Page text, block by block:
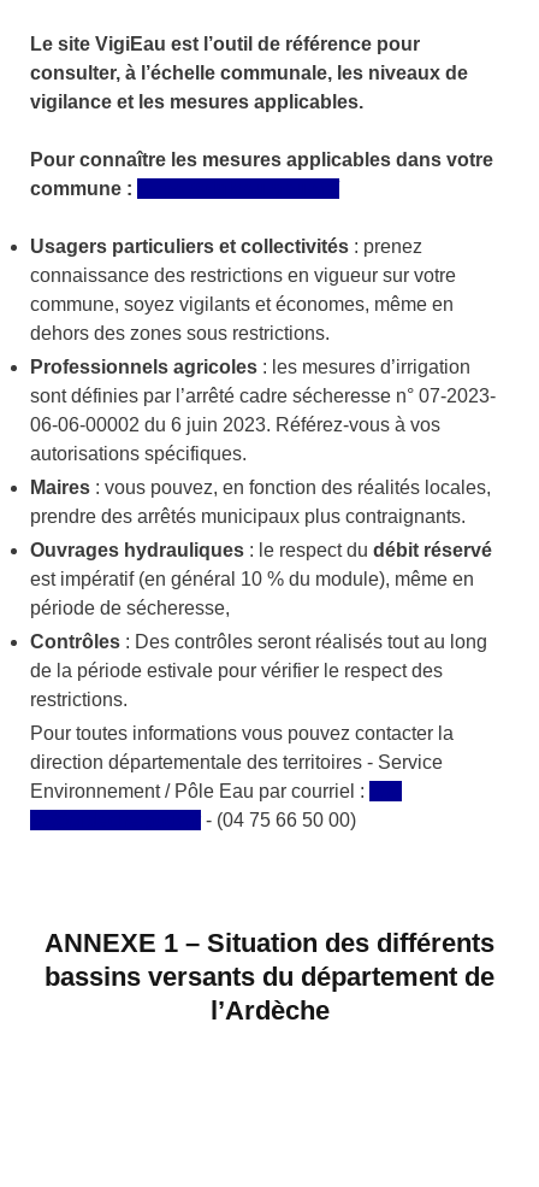
Le site VigiEau est l’outil de référence pour
consulter, à l’échelle communale, les niveaux de
vigilance et les mesures applicables.
Pour connaître les mesures applicables dans votre
commune :
Usagers particuliers et collectivités : prenez
connaissance des restrictions en vigueur sur votre
commune, soyez vigilants et économes, même en
dehors des zones sous restrictions.
Professionnels agricoles : les mesures d’irrigation
sont définies par l’arrêté cadre sécheresse n° 07-2023-
06-06-00002 du 6 juin 2023. Référez-vous à vos
autorisations spécifiques.
Maires : vous pouvez, en fonction des réalités locales,
prendre des arrêtés municipaux plus contraignants.
Ouvrages hydrauliques : le respect du débit réservé
est impératif (en général 10 % du module), même en
période de sécheresse,
Contrôles : Des contrôles seront réalisés tout au long
de la période estivale pour vérifier le respect des
restrictions.
Pour toutes informations vous pouvez contacter la
direction départementale des territoires - Service
Environnement / Pôle Eau par courriel :
- (04 75 66 50 00)
ANNEXE 1 – Situation des différents
bassins versants du département de
l’Ardèche